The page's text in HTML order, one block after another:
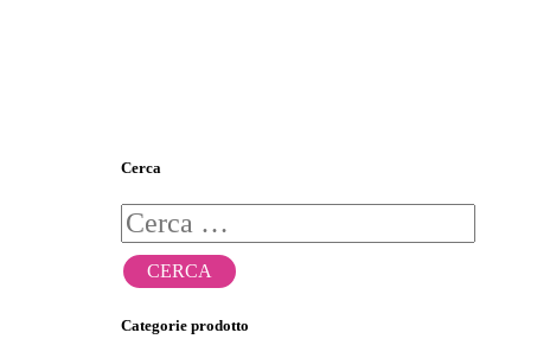
Cerca
Ricerca
per:
Categorie prodotto